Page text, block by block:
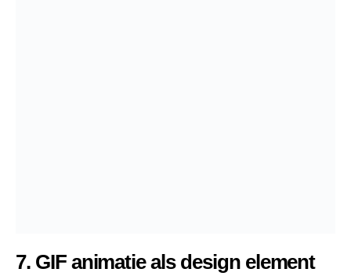
7. GIF animatie als design element